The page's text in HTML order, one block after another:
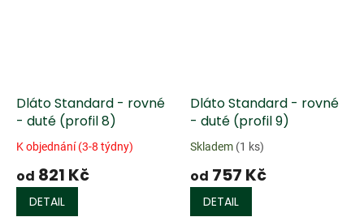
Dláto Standard - rovné
- duté (profil 8)
K objednání (3-8 týdny)
od 821 Kč
DETAIL
Dláto Standard - rovné
- duté (profil 9)
Skladem (1 ks)
od 757 Kč
DETAIL